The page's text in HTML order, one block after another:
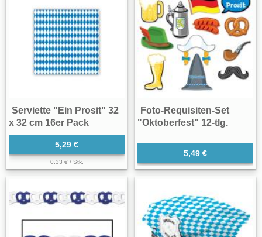
Serviette "Ein Prosit" 32
x 32 cm 16er Pack
5,29 €
0,33 € / Stk.
Foto-Requisiten-Set
"Oktoberfest" 12-tlg.
5,49 €